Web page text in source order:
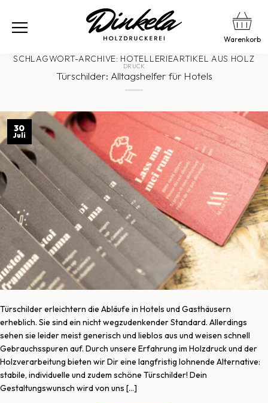
Warenkorb
SCHLAGWORT-ARCHIVE: HOTELLERIEARTIKEL AUS HOLZ
DRUCK
Türschilder: Alltagshelfer für Hotels
30
Juli
Türschilder erleichtern die Abläufe in Hotels und Gasthäusern
erheblich. Sie sind ein nicht wegzudenkender Standard. Allerdings
sehen sie leider meist generisch und lieblos aus und weisen schnell
Gebrauchsspuren auf. Durch unsere Erfahrung im Holzdruck und der
Holzverarbeitung bieten wir Dir eine langfristig lohnende Alternative:
stabile, individuelle und zudem schöne Türschilder! Dein
Gestaltungswunsch wird von uns […]